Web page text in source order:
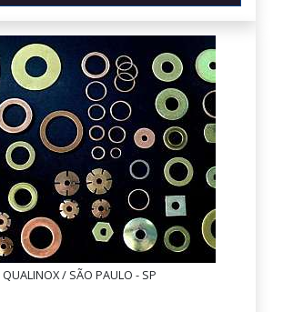
QUALINOX / SÃO PAULO - SP